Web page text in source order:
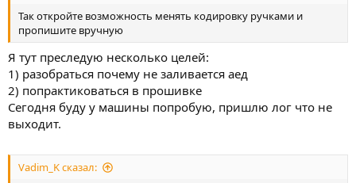
Так откройте возможность менять кодировку ручками и
пропишите вручную
Я тут преследую несколько целей:
1) разобраться почему не заливается аед
2) попрактиковаться в прошивке
Сегодня буду у машины попробую, пришлю лог что не
выходит.
Vadim_K сказал: